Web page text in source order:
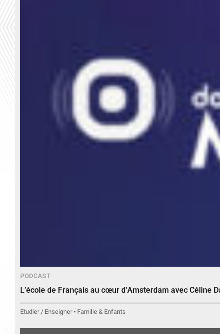
PODCAST
L’école de Français au cœur d’Amsterdam avec Céline
Etudier / Enseigner • Famille & Enfants